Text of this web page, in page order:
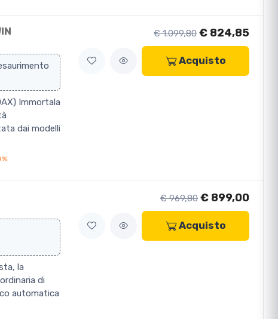
Immortala
dai modelli
€ 1.099,80 € 824,85
Acquisto
la
di
automatica
€ 969,80 € 899,00
Acquisto